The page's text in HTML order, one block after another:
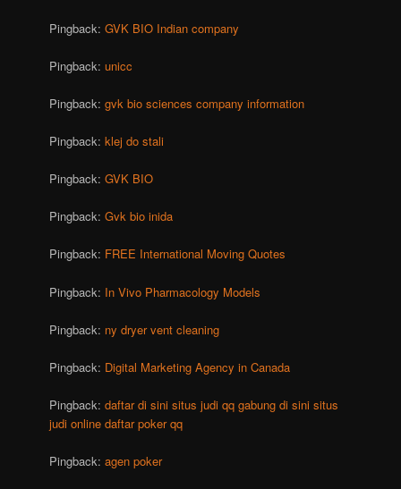
Pingback:GVK BIO Indian company
Pingback:unicc
Pingback:gvk bio sciences company information
Pingback:klej do stali
Pingback:GVK BIO
Pingback:Gvk bio inida
Pingback: FREE International Moving Quotes
Pingback: In Vivo Pharmacology Models
Pingback: ny dryer vent cleaning
Pingback: Digital Marketing Agency in Canada
Pingback:daftar di sini situs judi qq gabung di sini situs
judi online daftar poker qq
Pingback:agen poker